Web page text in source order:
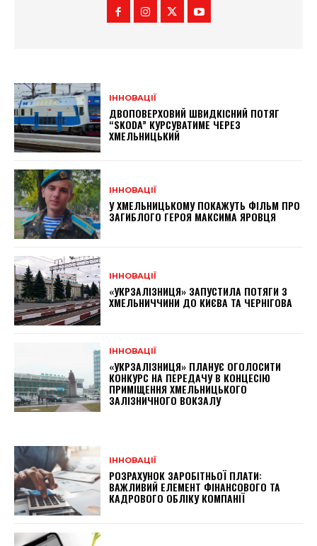
ІННОВАЦІЇ
ДВОПОВЕРХОВИЙ ШВИДКІСНИЙ ПОТЯГ
“SKODA” КУРСУВАТИМЕ ЧЕРЕЗ
ХМЕЛЬНИЦЬКИЙ
ІННОВАЦІЇ
У ХМЕЛЬНИЦЬКОМУ ПОКАЖУТЬ ФІЛЬМ ПРО
ЗАГИБЛОГО ГЕРОЯ МАКСИМА ЯРОВЦЯ
ІННОВАЦІЇ
«УКРЗАЛІЗНИЦЯ» ЗАПУСТИЛА ПОТЯГИ З
ХМЕЛЬНИЧЧИНИ ДО КИЄВА ТА ЧЕРНІГОВА
ІННОВАЦІЇ
«УКРЗАЛІЗНИЦЯ» ПЛАНУЄ ОГОЛОСИТИ
КОНКУРС НА ПЕРЕДАЧУ В КОНЦЕСІЮ
ПРИМІЩЕННЯ ХМЕЛЬНИЦЬКОГО
ЗАЛІЗНИЧНОГО ВОКЗАЛУ
ІННОВАЦІЇ
РОЗРАХУНОК ЗАРОБІТНЬОЇ ПЛАТИ:
ВАЖЛИВИЙ ЕЛЕМЕНТ ФІНАНСОВОГО ТА
КАДРОВОГО ОБЛІКУ КОМПАНІЇ